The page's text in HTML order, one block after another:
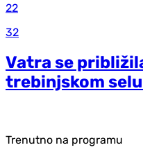
22
32
Vatra se
trebinjskom
Trenutno na programu